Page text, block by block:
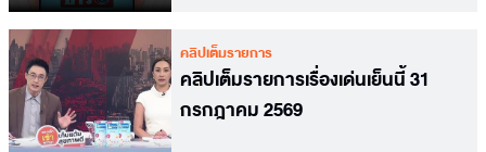
คลิปเต็มรายการ
คลิปเต็มรายการเรื่องเด่นเย็นนี้ 31
กรกฎาคม 2569